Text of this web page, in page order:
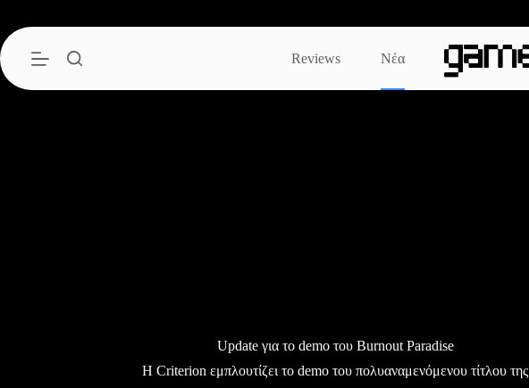
περιεχόμενο
Reviews
Νέα
Update για το demo του Burnout Paradise
Η Criterion εμπλουτίζει το demo του πολυαναμενόμενου τίτλου της